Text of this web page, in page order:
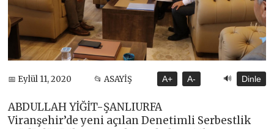
📅 Eylül 11, 2020 📂 ASAYİŞ A+ A- 🔊 Dinle
ABDULLAH YİĞİT-ŞANLIURFA
Viranşehir’de yeni açılan Denetimli Serbestlik